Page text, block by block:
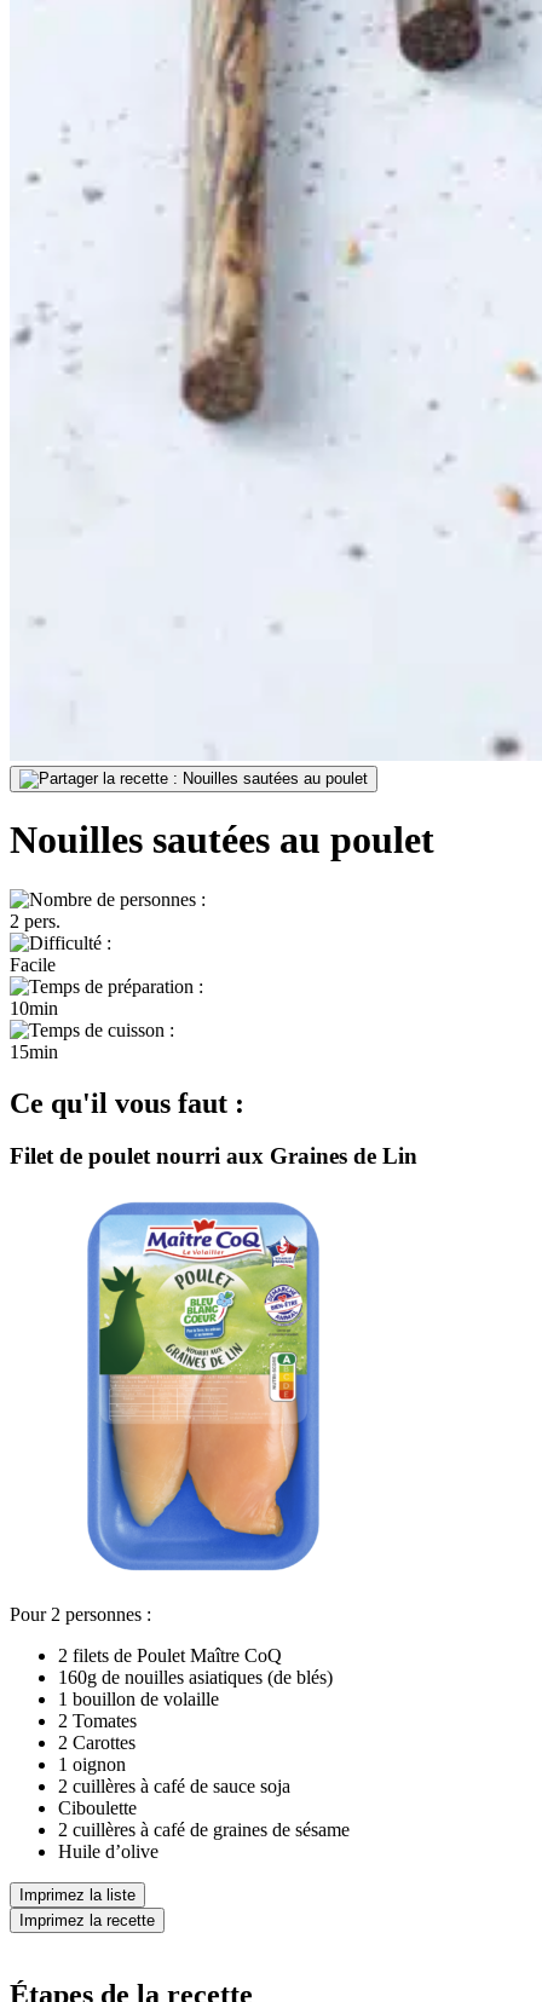
Nouilles sautées au poulet
2 pers.
Facile
10min
15min
Ce qu'il vous faut :
Filet de poulet nourri aux Graines de Lin
Pour 2 personnes :
2 filets de Poulet Maître CoQ
160g de nouilles asiatiques (de blés)
1 bouillon de volaille
2 Tomates
2 Carottes
1 oignon
2 cuillères à café de sauce soja
Ciboulette
2 cuillères à café de graines de sésame
Huile d’olive
Imprimez la liste
Imprimez la recette
Étapes de la recette